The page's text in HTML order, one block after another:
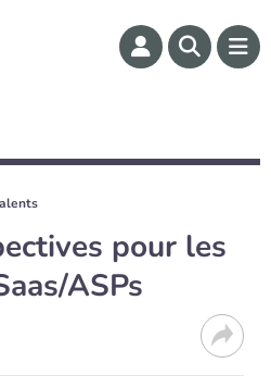
pour les
ASPs